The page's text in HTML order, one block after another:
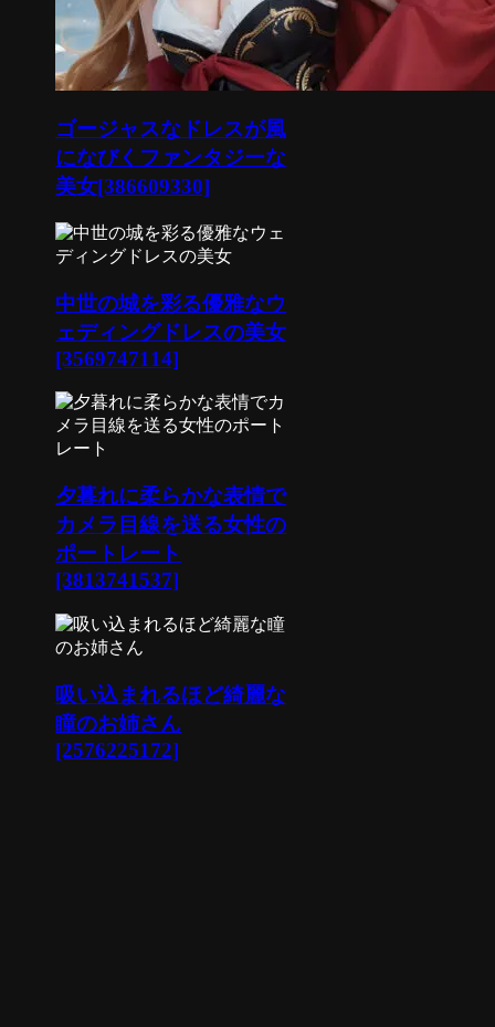
ゴージャスなドレスが風
になびくファンタジーな
美女[386609330]
中世の城を彩る優雅なウ
ェディングドレスの美女
[3569747114]
夕暮れに柔らかな表情で
カメラ目線を送る女性の
ポートレート
[3813741537]
吸い込まれるほど綺麗な
瞳のお姉さん
[2576225172]